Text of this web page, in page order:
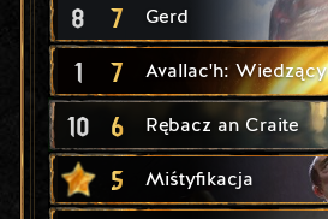
8 7 Gerd
1 7 Avallac'h: Wiedzący
10 6 Rębacz an Craite
5 Miśtyfikacja